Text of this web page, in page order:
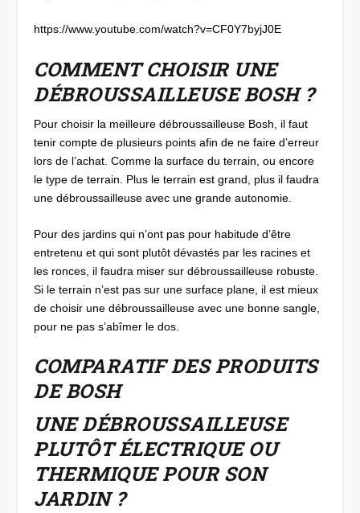
https://www.youtube.com/watch?v=CF0Y7byjJ0E
COMMENT CHOISIR UNE
DÉBROUSSAILLEUSE BOSH ?
Pour choisir la meilleure débroussailleuse Bosh, il faut
tenir compte de plusieurs points afin de ne faire d’erreur
lors de l’achat. Comme la surface du terrain, ou encore
le type de terrain. Plus le terrain est grand, plus il faudra
une débroussailleuse avec une grande autonomie.
Pour des jardins qui n’ont pas pour habitude d’être
entretenu et qui sont plutôt dévastés par les racines et
les ronces, il faudra miser sur débroussailleuse robuste.
Si le terrain n’est pas sur une surface plane, il est mieux
de choisir une débroussailleuse avec une bonne sangle,
pour ne pas s’abîmer le dos.
COMPARATIF DES PRODUITS
DE BOSH
UNE DÉBROUSSAILLEUSE
PLUTÔT ÉLECTRIQUE OU
THERMIQUE POUR SON
JARDIN ?